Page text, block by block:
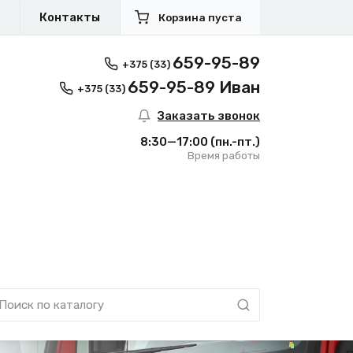
Контакты Корзина пуста
+375 (33) 659-95-89
+375 (33) 659-95-89 Иван
Заказать звонок
8:30—17:00 (пн.-пт.)
Время работы